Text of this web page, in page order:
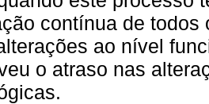
contínua de
ao nível
o atraso nas